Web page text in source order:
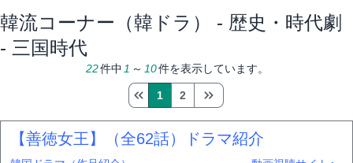
韓流コーナー（韓ドラ） - 歴史・時代劇
- 三国時代
22件中 1 ～ 10件を表示しています。
1 2
【善徳女王】（全62話）ドラマ紹介